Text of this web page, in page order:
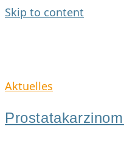
Skip to content
Aktuelles